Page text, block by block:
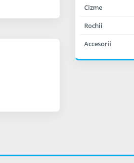
Cizme
Rochii
Accesorii